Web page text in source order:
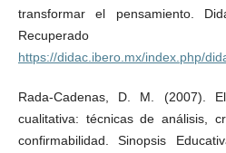
transformar el pensamiento.
https://didac.ibero.mx/index.php/
Rada-Cadenas, D. M. (2007).
cualitativa: técnicas de análisis,
confirmabilidad. Sinopsis